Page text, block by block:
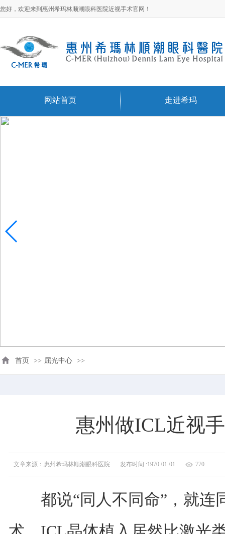
您好，欢迎来到惠州希玛林顺潮眼科医院近视手术官网！
网站首页 走进希玛
首页 >> 屈光中心 >>
惠州做ICL近视
文章来源：惠州希玛林顺潮眼科医院 发布时间 :1970-01-01 770
都说“同人不同命”，就连